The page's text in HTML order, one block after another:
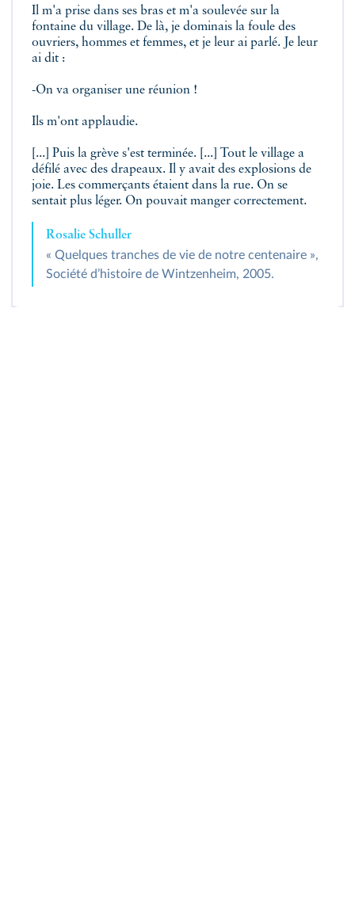
Il m'a prise dans ses bras et m'a soulevée sur la
fontaine du village. De là, je dominais la foule des
ouvriers, hommes et femmes, et je leur ai parlé. Je leur
ai dit :
-On va organiser une réunion !
Ils m'ont applaudie.
[...] Puis la grève s'est terminée. [...] Tout le village a
défilé avec des drapeaux. Il y avait des explosions de
joie. Les commerçants étaient dans la rue. On se
sentait plus léger. On pouvait manger correctement.
Rosalie Schuller
« Quelques tranches de vie de notre centenaire »,
Société dʼhistoire de Wintzenheim, 2005.